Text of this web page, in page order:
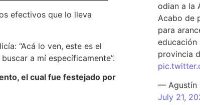
efectivos que lo lleva
“Acá lo ven, este es el
a mí específicamente”.
el cual fue festejado por
odian a la
Acabo de
para
educación
provincia
— Agustín
July 21,